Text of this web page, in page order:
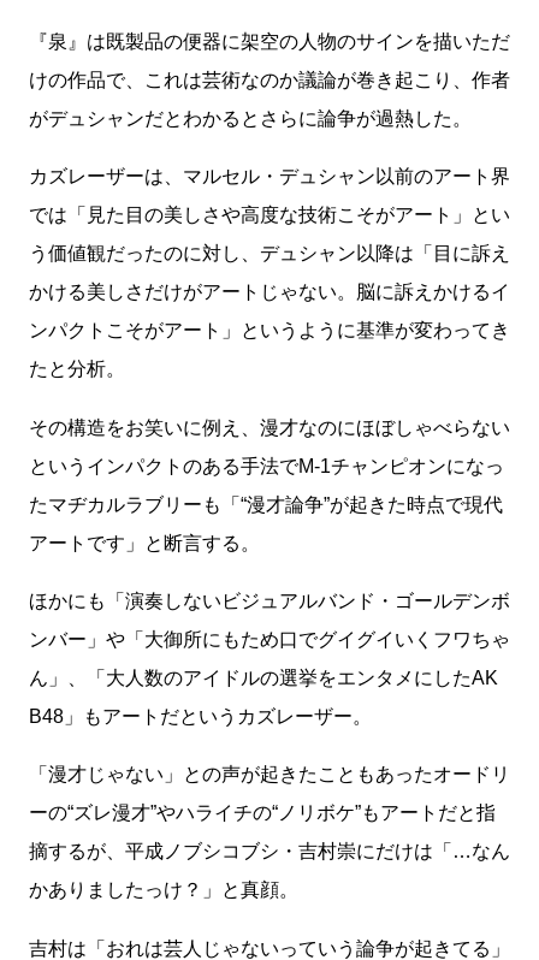
『泉』は既製品の便器に架空の人物のサインを描いただ
けの作品で、これは芸術なのか議論が巻き起こり、作者
がデュシャンだとわかるとさらに論争が過熱した。
カズレーザーは、マルセル・デュシャン以前のアート界
では「見た目の美しさや高度な技術こそがアート」とい
う価値観だったのに対し、デュシャン以降は「目に訴え
かける美しさだけがアートじゃない。脳に訴えかけるイ
ンパクトこそがアート」というように基準が変わってき
たと分析。
その構造をお笑いに例え、漫才なのにほぼしゃべらない
というインパクトのある手法でM-1チャンピオンになっ
たマヂカルラブリーも「“漫才論争”が起きた時点で現代
アートです」と断言する。
ほかにも「演奏しないビジュアルバンド・ゴールデンボ
ンバー」や「大御所にもため口でグイグイいくフワちゃ
ん」、「大人数のアイドルの選挙をエンタメにしたAK
B48」もアートだというカズレーザー。
「漫才じゃない」との声が起きたこともあったオードリ
ーの“ズレ漫才”やハライチの“ノリボケ”もアートだと指
摘するが、平成ノブシコブシ・吉村崇にだけは「…なん
かありましたっけ？」と真顔。
吉村は「おれは芸人じゃないっていう論争が起きてる」